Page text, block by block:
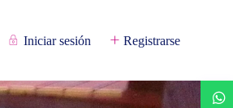
Iniciar sesión Registrarse